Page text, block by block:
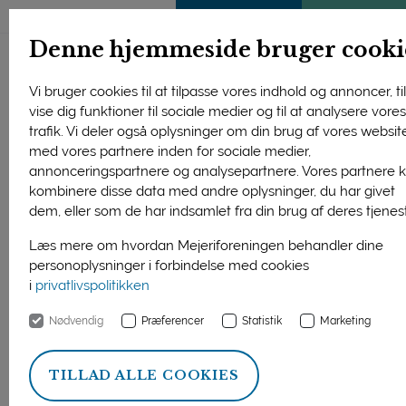
Denne hjemmeside bruger
Vi bruger cookies til at tilpasse vores indhold og annoncer,
vise dig funktioner til sociale medier og til at analysere vores
trafik. Vi deler også oplysninger om din brug af vores
med vores partnere inden for sociale medier,
annonceringspartnere og analysepartnere. Vores partnere
kombinere disse data med andre oplysninger, du har givet
dem, eller som de har indsamlet fra din brug af deres
Læs mere om hvordan Mejeriforeningen behandler dine
personoplysninger i forbindelse med cookies
i privatlivspolitikken
Nødvendig Præferencer Statistik Marketing
TILLAD ALLE COOKIES
Forside Smag & madkultur Ost Fast modnet